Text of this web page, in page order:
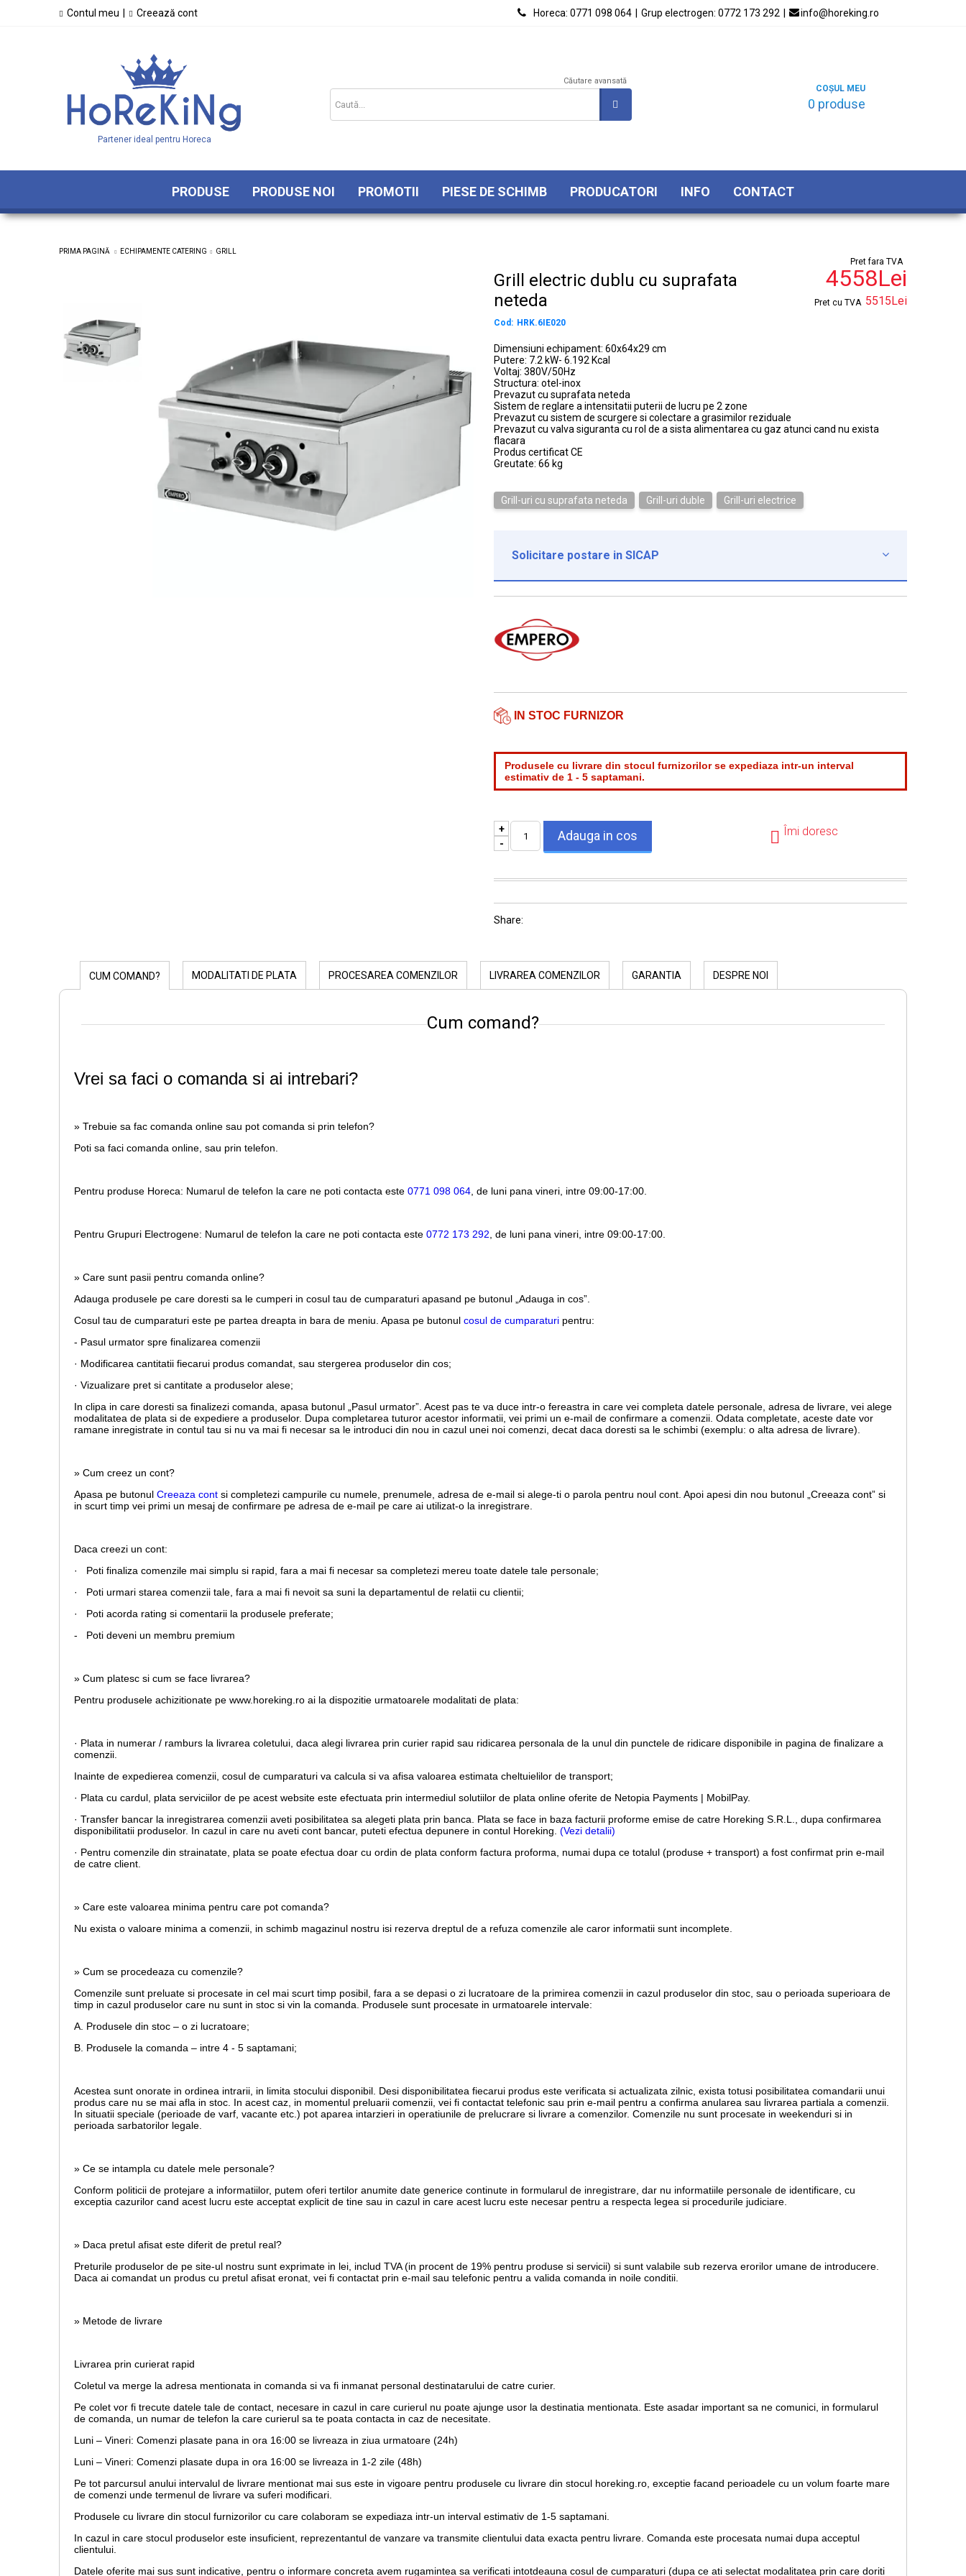
Contul meu Creează cont  Horeca: 0771 098 064 Grup electrogen: 0772 173 292 info@horeking.ro
Partener ideal pentru Horeca
Căutare avansată
COȘUL MEU
0 produse
PRODUSE PRODUSE NOI PROMOTII PIESE DE SCHIMB PRODUCATORI INFO CONTACT
PRIMA PAGINĂ ECHIPAMENTE CATERING GRILL
Grill electric dublu cu suprafata
neteda
Pret fara TVA
4558Lei
Pret cu TVA 5515Lei
Cod: HRK.6IE020
Dimensiuni echipament: 60x64x29 cm
Putere: 7.2 kW- 6.192 Kcal
Voltaj: 380V/50Hz
Structura: otel-inox
Prevazut cu suprafata neteda
Sistem de reglare a intensitatii puterii de lucru pe 2 zone
Prevazut cu sistem de scurgere si colectare a grasimilor reziduale
Prevazut cu valva siguranta cu rol de a sista alimentarea cu gaz atunci cand nu exista
flacara
Produs certificat CE
Greutate: 66 kg
Grill-uri cu suprafata neteda Grill-uri duble Grill-uri electrice
Solicitare postare in SICAP 
Telefon*
IN STOC FURNIZOR
Produsele cu livrare din stocul furnizorilor se expediaza intr-un interval
estimativ de 1 - 5 saptamani.
+
-
Îmi doresc
Share:
CUM COMAND? MODALITATI DE PLATA PROCESAREA COMENZILOR LIVRAREA COMENZILOR GARANTIA DESPRE NOI
Cum comand?
Vrei sa faci o comanda si ai intrebari?
» Trebuie sa fac comanda online sau pot comanda si prin telefon?
Poti sa faci comanda online, sau prin telefon.
Pentru produse Horeca: Numarul de telefon la care ne poti contacta este 0771 098 064, de luni pana vineri, intre 09:00-17:00.
Pentru Grupuri Electrogene: Numarul de telefon la care ne poti contacta este 0772 173 292, de luni pana vineri, intre 09:00-17:00.
» Care sunt pasii pentru comanda online?
Adauga produsele pe care doresti sa le cumperi in cosul tau de cumparaturi apasand pe butonul „Adauga in cos”.
Cosul tau de cumparaturi este pe partea dreapta in bara de meniu. Apasa pe butonul cosul de cumparaturi pentru:
- Pasul urmator spre finalizarea comenzii
· Modificarea cantitatii fiecarui produs comandat, sau stergerea produselor din cos;
· Vizualizare pret si cantitate a produselor alese;
In clipa in care doresti sa finalizezi comanda, apasa butonul „Pasul urmator”. Acest pas te va duce intr-o fereastra in care vei completa datele personale, adresa de livrare, vei alege
modalitatea de plata si de expediere a produselor. Dupa completarea tuturor acestor informatii, vei primi un e-mail de confirmare a comenzii. Odata completate, aceste date vor
ramane inregistrate in contul tau si nu va mai fi necesar sa le introduci din nou in cazul unei noi comenzi, decat daca doresti sa le schimbi (exemplu: o alta adresa de livrare).
» Cum creez un cont?
Apasa pe butonul Creeaza cont si completezi campurile cu numele, prenumele, adresa de e-mail si alege-ti o parola pentru noul cont. Apoi apesi din nou butonul „Creeaza cont” si
in scurt timp vei primi un mesaj de confirmare pe adresa de e-mail pe care ai utilizat-o la inregistrare.
Daca creezi un cont:
· Poti finaliza comenzile mai simplu si rapid, fara a mai fi necesar sa completezi mereu toate datele tale personale;
· Poti urmari starea comenzii tale, fara a mai fi nevoit sa suni la departamentul de relatii cu clientii;
· Poti acorda rating si comentarii la produsele preferate;
- Poti deveni un membru premium
» Cum platesc si cum se face livrarea?
Pentru produsele achizitionate pe www.horeking.ro ai la dispozitie urmatoarele modalitati de plata:
· Plata in numerar / ramburs la livrarea coletului, daca alegi livrarea prin curier rapid sau ridicarea personala de la unul din punctele de ridicare disponibile in pagina de finalizare a
comenzii.
Inainte de expedierea comenzii, cosul de cumparaturi va calcula si va afisa valoarea estimata cheltuielilor de transport;
· Plata cu cardul, plata serviciilor de pe acest website este efectuata prin intermediul solutiilor de plata online oferite de Netopia Payments | MobilPay.
· Transfer bancar la inregistrarea comenzii aveti posibilitatea sa alegeti plata prin banca. Plata se face in baza facturii proforme emise de catre Horeking S.R.L., dupa confirmarea
disponibilitatii produselor. In cazul in care nu aveti cont bancar, puteti efectua depunere in contul Horeking. (Vezi detalii)
· Pentru comenzile din strainatate, plata se poate efectua doar cu ordin de plata conform factura proforma, numai dupa ce totalul (produse + transport) a fost confirmat prin e-mail
de catre client.
» Care este valoarea minima pentru care pot comanda?
Nu exista o valoare minima a comenzii, in schimb magazinul nostru isi rezerva dreptul de a refuza comenzile ale caror informatii sunt incomplete.
» Cum se procedeaza cu comenzile?
Comenzile sunt preluate si procesate in cel mai scurt timp posibil, fara a se depasi o zi lucratoare de la primirea comenzii in cazul produselor din stoc, sau o perioada superioara de
timp in cazul produselor care nu sunt in stoc si vin la comanda. Produsele sunt procesate in urmatoarele intervale:
A. Produsele din stoc – o zi lucratoare;
B. Produsele la comanda – intre 4 - 5 saptamani;
Acestea sunt onorate in ordinea intrarii, in limita stocului disponibil. Desi disponibilitatea fiecarui produs este verificata si actualizata zilnic, exista totusi posibilitatea comandarii unui
produs care nu se mai afla in stoc. In acest caz, in momentul preluarii comenzii, vei fi contactat telefonic sau prin e-mail pentru a confirma anularea sau livrarea partiala a comenzii.
In situatii speciale (perioade de varf, vacante etc.) pot aparea intarzieri in operatiunile de prelucrare si livrare a comenzilor. Comenzile nu sunt procesate in weekenduri si in
perioada sarbatorilor legale.
» Ce se intampla cu datele mele personale?
Conform politicii de protejare a informatiilor, putem oferi tertilor anumite date generice continute in formularul de inregistrare, dar nu informatiile personale de identificare, cu
exceptia cazurilor cand acest lucru este acceptat explicit de tine sau in cazul in care acest lucru este necesar pentru a respecta legea si procedurile judiciare.
» Daca pretul afisat este diferit de pretul real?
Preturile produselor de pe site-ul nostru sunt exprimate in lei, includ TVA (in procent de 19% pentru produse si servicii) si sunt valabile sub rezerva erorilor umane de introducere.
Daca ai comandat un produs cu pretul afisat eronat, vei fi contactat prin e-mail sau telefonic pentru a valida comanda in noile conditii.
» Metode de livrare
Livrarea prin curierat rapid
Coletul va merge la adresa mentionata in comanda si va fi inmanat personal destinatarului de catre curier.
Pe colet vor fi trecute datele tale de contact, necesare in cazul in care curierul nu poate ajunge usor la destinatia mentionata. Este asadar important sa ne comunici, in formularul
de comanda, un numar de telefon la care curierul sa te poata contacta in caz de necesitate.
Luni – Vineri: Comenzi plasate pana in ora 16:00 se livreaza in ziua urmatoare (24h)
Luni – Vineri: Comenzi plasate dupa in ora 16:00 se livreaza in 1-2 zile (48h)
Pe tot parcursul anului intervalul de livrare mentionat mai sus este in vigoare pentru produsele cu livrare din stocul horeking.ro, exceptie facand perioadele cu un volum foarte mare
de comenzi unde termenul de livrare va suferi modificari.
Produsele cu livrare din stocul furnizorilor cu care colaboram se expediaza intr-un interval estimativ de 1-5 saptamani.
In cazul in care stocul produselor este insuficient, reprezentantul de vanzare va transmite clientului data exacta pentru livrare. Comanda este procesata numai dupa acceptul
clientului.
Datele oferite mai sus sunt indicative, pentru o informare concreta avem rugamintea sa verificati intotdeauna cosul de cumparaturi (dupa ce ati selectat modalitatea prin care doriti